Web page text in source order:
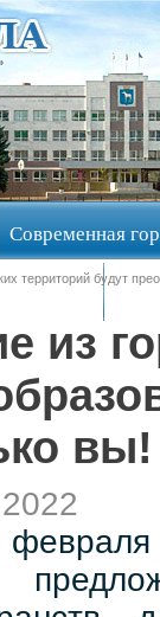
Современная
территорий будут
из
вы!